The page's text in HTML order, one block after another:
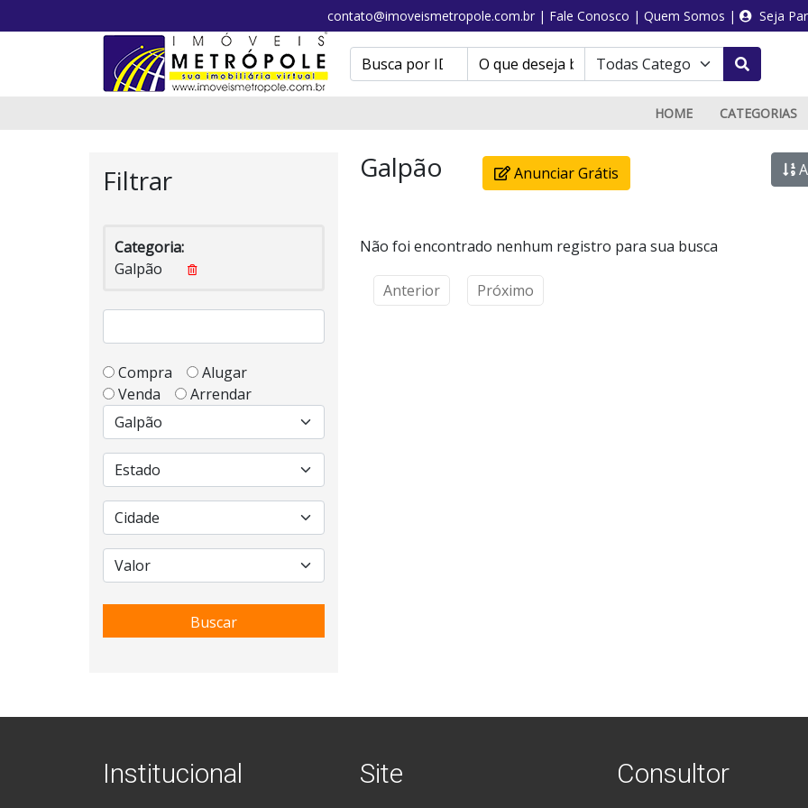
contato@imoveismetropole.com.br | Fale Conosco | Quem Somos | Seja
HOME CATEGORIAS
Filtrar
Categoria:
Galpão
Compra
Alugar
Venda
Arrendar
Buscar
Galpão Anunciar Grátis
Não foi encontrado nenhum registro para sua busca
Anterior Próximo
Institucional Site Consultor